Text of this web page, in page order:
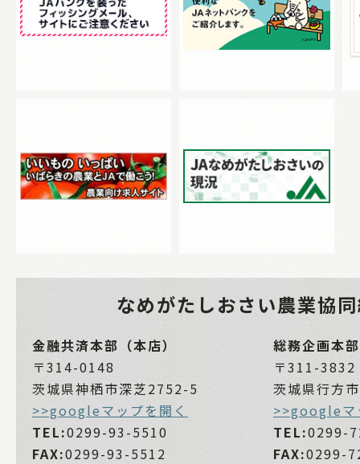
なめがたしおさい農業協
金融共済本部（本店）
〒314-0148
茨城県神栖市深芝2752-5
>>googleマップを開く
TEL:0299-93-5510
FAX:0299-93-5512
総務企画本
〒311-3832
茨城県行方
>>googleマ
TEL:0299-
FAX:0299-